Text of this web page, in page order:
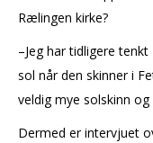
Rælingen kirke?
–Jeg har tidligere
sol når den skinner i
veldig mye solskinn
Dermed er intervjuet